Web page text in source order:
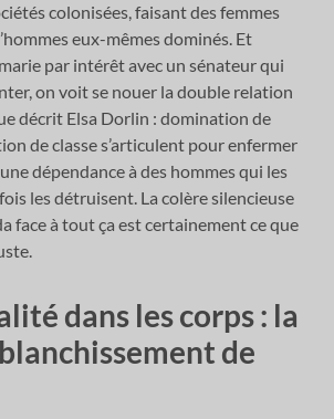
colonisées, faisant des femmes
eux-mêmes dominés. Et
par intérêt avec un sénateur qui
on voit se nouer la double relation
décrit Elsa Dorlin : domination de
de classe s’articulent pour enfermer
dépendance à des hommes qui les
les détruisent. La colère silencieuse
face à tout ça est certainement ce que
dans les corps : la
de